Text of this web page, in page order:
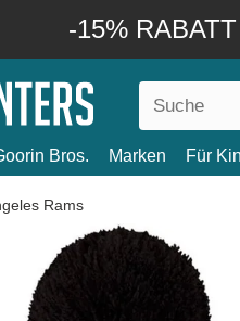
-15%
Bros. Marken Für
Rams